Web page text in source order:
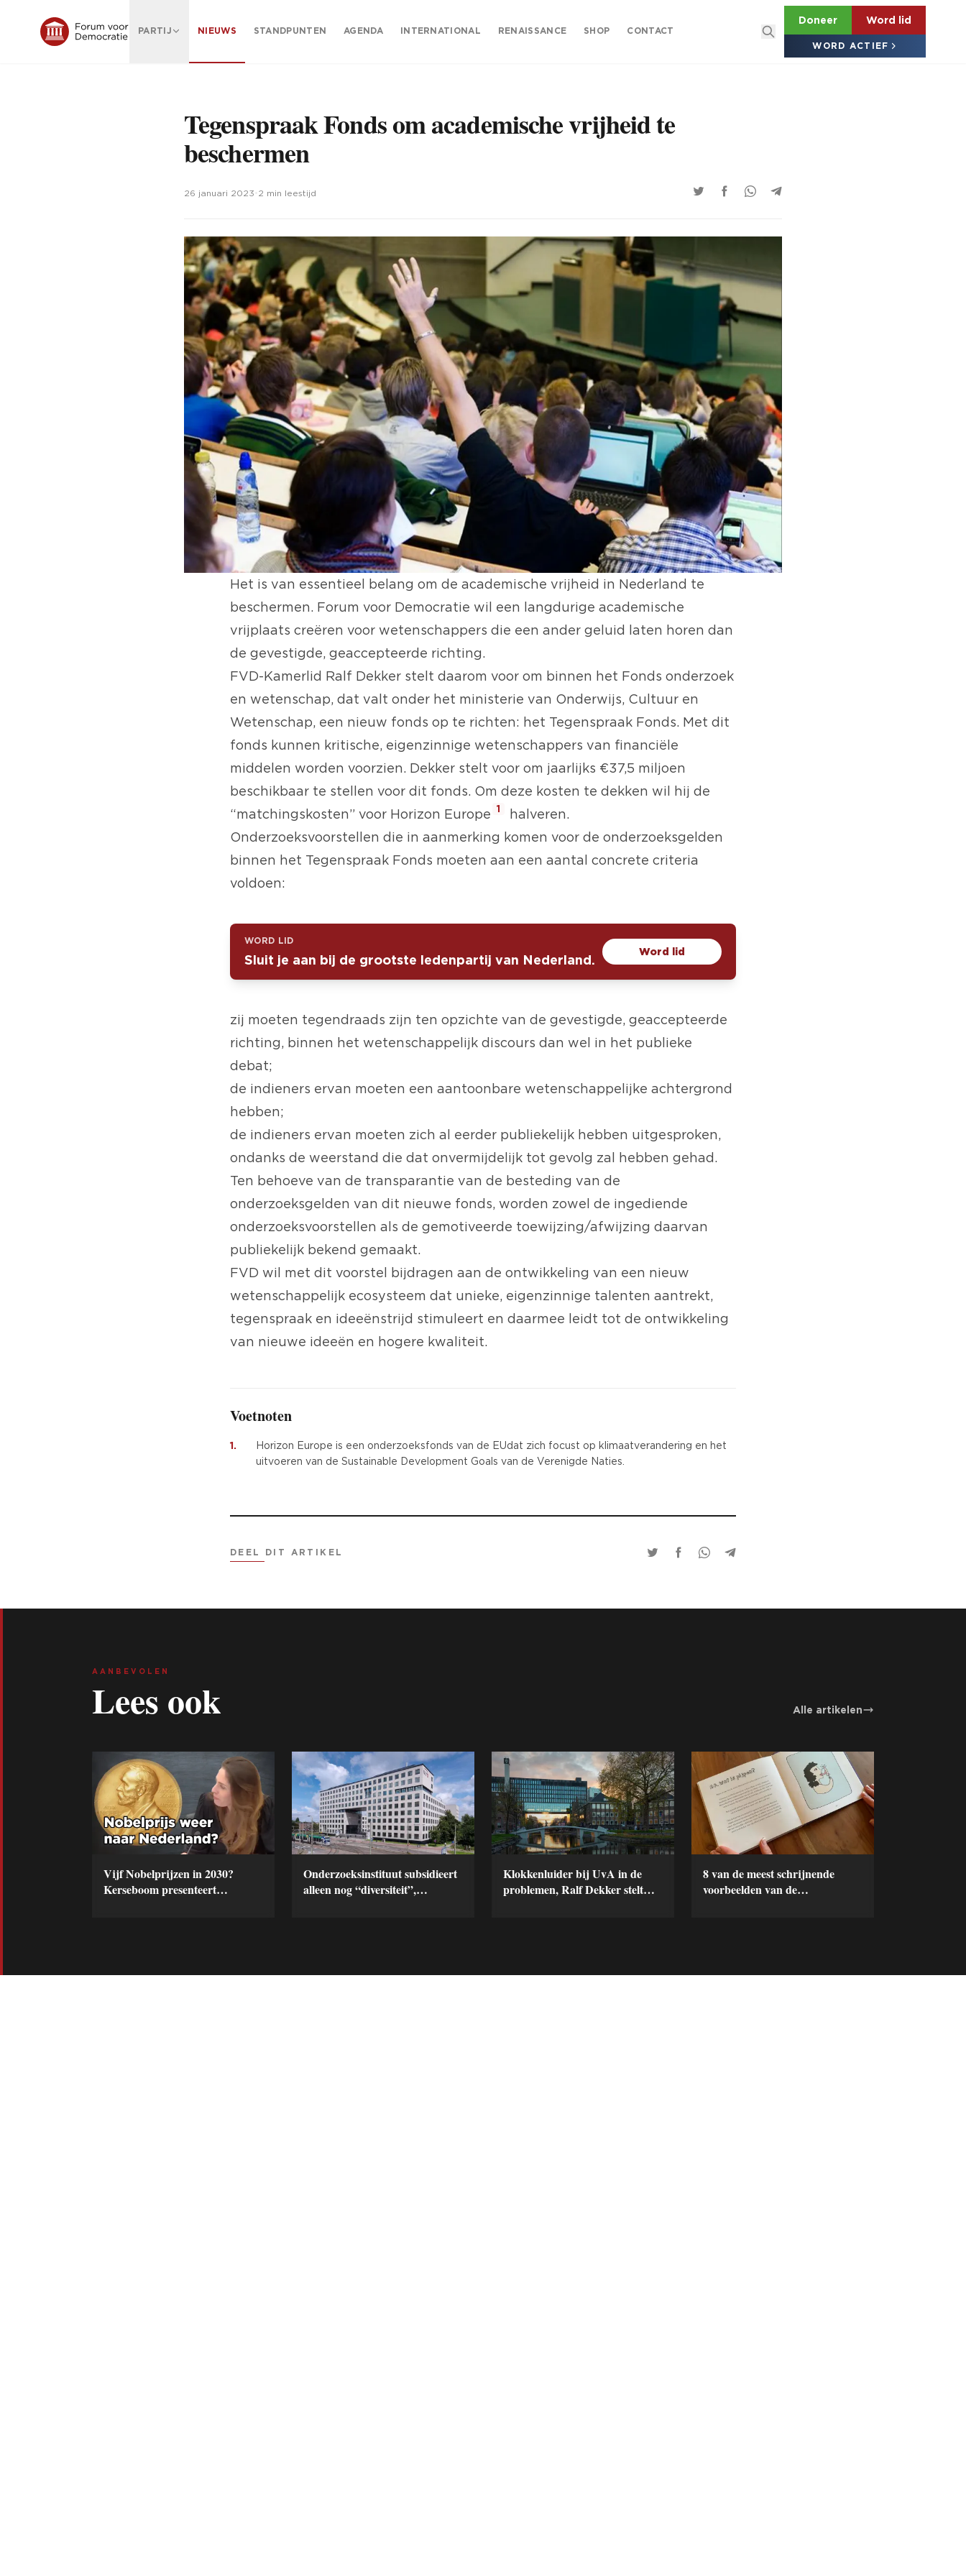
PARTIJ NIEUWS STANDPUNTEN AGENDA INTERNATIONAL RENAISSANCE SHOP CONTACT
Doneer Word lid
WORD ACTIEF
Tegenspraak Fonds om academische vrijheid te
beschermen
26 januari 2023 2 min leestijd
Het is van essentieel belang om de academische vrijheid in Nederland te
beschermen. Forum voor Democratie wil een langdurige academische
vrijplaats creëren voor wetenschappers die een ander geluid laten horen dan
de gevestigde, geaccepteerde richting.
FVD-Kamerlid Ralf Dekker stelt daarom voor om binnen het Fonds onderzoek
en wetenschap, dat valt onder het ministerie van Onderwijs, Cultuur en
Wetenschap, een nieuw fonds op te richten: het Tegenspraak Fonds. Met dit
fonds kunnen kritische, eigenzinnige wetenschappers van financiële
middelen worden voorzien. Dekker stelt voor om jaarlijks €37,5 miljoen
beschikbaar te stellen voor dit fonds. Om deze kosten te dekken wil hij de
“matchingskosten” voor Horizon Europe 1
halveren.
Onderzoeksvoorstellen die in aanmerking komen voor de onderzoeksgelden
binnen het Tegenspraak Fonds moeten aan een aantal concrete criteria
voldoen:
WORD LID
Sluit je aan bij de grootste ledenpartij van Nederland.
Word lid
zij moeten tegendraads zijn ten opzichte van de gevestigde, geaccepteerde
richting, binnen het wetenschappelijk discours dan wel in het publieke
debat;
de indieners ervan moeten een aantoonbare wetenschappelijke achtergrond
hebben;
de indieners ervan moeten zich al eerder publiekelijk hebben uitgesproken,
ondanks de weerstand die dat onvermijdelijk tot gevolg zal hebben gehad.
Ten behoeve van de transparantie van de besteding van de
onderzoeksgelden van dit nieuwe fonds, worden zowel de ingediende
onderzoeksvoorstellen als de gemotiveerde toewijzing/afwijzing daarvan
publiekelijk bekend gemaakt.
FVD wil met dit voorstel bijdragen aan de ontwikkeling van een nieuw
wetenschappelijk ecosysteem dat unieke, eigenzinnige talenten aantrekt,
tegenspraak en ideeënstrijd stimuleert en daarmee leidt tot de ontwikkeling
van nieuwe ideeën en hogere kwaliteit.
Voetnoten
1. Horizon Europe is een onderzoeksfonds van de EUdat zich focust op klimaatverandering en het
uitvoeren van de Sustainable Development Goals van de Verenigde Naties.
DEEL DIT ARTIKEL
AANBEVOLEN
Lees ook Alle artikelen
Vijf Nobelprijzen in 2030?
Kerseboom presenteert
Onderzoeksinstituut subsidieert
alleen nog “diversiteit”,
Klokkenluider bij UvA in de
problemen, Ralf Dekker stelt
8 van de meest schrijnende
voorbeelden van de